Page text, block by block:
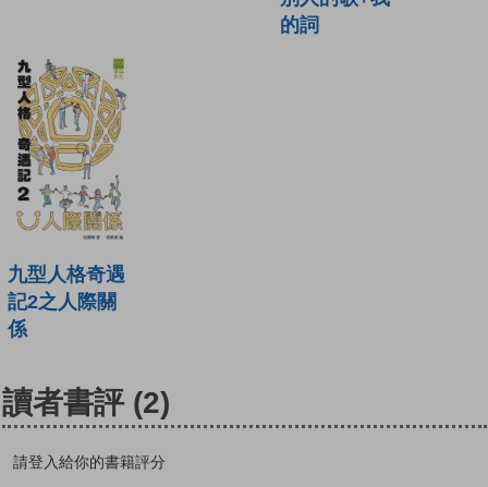
的詞
九型人格奇遇
記2之人際關
係
讀者書評 (2)
請登入給你的書籍評分